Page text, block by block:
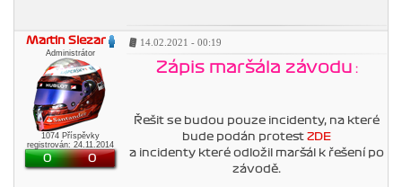
Martin Slezar
Administrátor
1074 Příspěvky
registrován: 24.11.2014
0 0
14.02.2021 - 00:19
Zápis maršála závodu :
Řešit se budou pouze incidenty, na které
bude podán protest ZDE
a incidenty které odložil maršál k řešení po
závodě.